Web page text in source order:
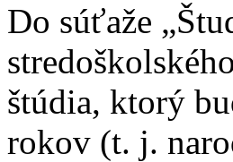
Do súťaže
štúdia, ktorý
rokov (t. j.